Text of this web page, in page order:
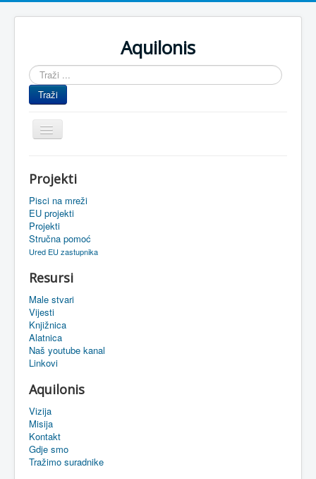
Aquilonis
Traži
...
Traži
Prikaz/Sakrivanje
navigacije
Upravljanje znanjem
Obrazovanje
Upravljanje projektima
Oaza
Sistemski alati
eMapa
Projekti
Pisci na mreži
EU projekti
Projekti
Stručna pomoć
Ured EU zastupnika
Resursi
Male stvari
Vijesti
Knjižnica
Alatnica
Naš youtube kanal
Linkovi
Aquilonis
Vizija
Misija
Kontakt
Gdje smo
Tražimo suradnike